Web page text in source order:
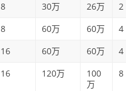
8 30万 26万
2
8 60万 60万
4
16 60万 60万
4
16 120万
100
万
8